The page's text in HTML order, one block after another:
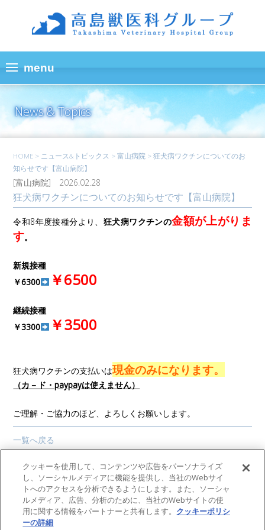
News & Topics
HOME > ニュース&トピックス >富山病院 >狂犬病ワクチンについてのお
知らせです【富山病院】
[富山病院] 2026.02.28
狂犬病ワクチンについてのお知らせです【富山病院】
令和8年度接種分より、 狂犬病ワクチンの金額が上がりま
す。
新規接種
￥6300
￥6500
継続接種
￥3300
￥3500
狂犬病ワクチンの支払いは現金のみになります。
（カ－ド・paypayは使えません）
ご理解・ご協力のほど、よろしくお願いします。
一覧へ戻る
高島獣医科グループ
〒939-8214 富山県富山市黒崎605 TEL076-422-7077
クッキーを使用して、コンテンツや広告をパーソナライズ
し、ソーシャルメディアに機能を提供し、当社のWebサイ
トへのアクセスを分析できるようにします。また、ソーシャ
ルメディア、広告、分析のために、当社のWebサイトの使
用に関する情報をパートナーと共有します。 クッキーポリシ
ーの詳細